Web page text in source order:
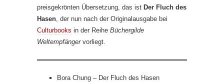
preisgekrönten Übersetzung, das ist Der Fluch des
Hasen , der nun nach der Originalausgabe bei
Culturbooks in der Reihe Büchergilde
Weltempfängervorliegt.
Bora Chung – Der Fluch des Hasen